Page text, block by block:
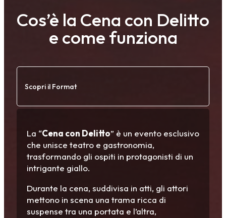
Cos’è la Cena con Delitto
e come funziona
Scopri il Format
La “Cena con Delitto” è un evento esclusivo
che unisce teatro e gastronomia,
trasformando gli ospiti in protagonisti di un
intrigante giallo.
Durante la cena, suddivisa in atti, gli attori
mettono in scena una trama ricca di
suspense tra una portata e l’altra,